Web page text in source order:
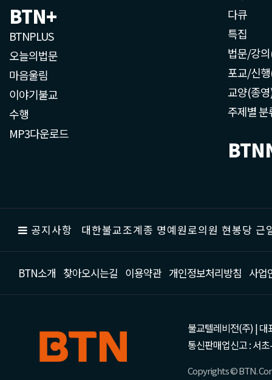
BTN+
BTNPLUS
오늘의법문
마음울림
이야기불교
수행
MP3다운로드
다큐
특집
법문/강
포교/신
교양(종
주제별 분
공지사항 대한불교조계종 명예원로의원 현봉당
BTN소개 찾아오시는길 이용약관 개인정보처리방침 사업
불교텔레비전(주) | 대
통신판매업신고 : 서
Copyrights © BTN.